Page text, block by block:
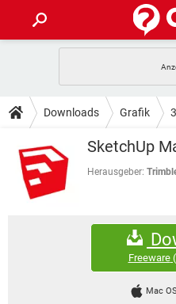
ANDROID
WINDOWS 10
WHATSAPP
FACEBOOK
TIPPS & TRICKS
SPIELE
ANDROID
WINDOWS 10
SPIELE
ANDROID
FORUM
Downloads Grafik
SketchUp
Herausgeber:
Freeware
Mac